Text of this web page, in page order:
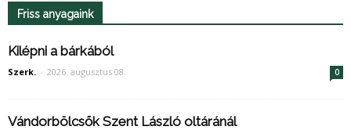
Friss anyagaink
Kilépni a bárkából
Szerk. - 2026. augusztus 08. 0
Vándorbölcsők Szent László oltáránál